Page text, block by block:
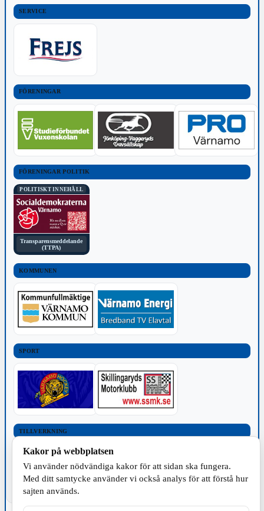
SERVICE
FÖRENINGAR
FÖRENINGAR POLITIK
POLITISKT INNEHÅLL
Transparensmeddelande
(TTPA)
KOMMUNEN
SPORT
TILLVERKNING
Kakor på webbplatsen
Vi använder nödvändiga kakor för att sidan ska fungera.
Med ditt samtycke använder vi också analys för att förstå hur
sajten används.